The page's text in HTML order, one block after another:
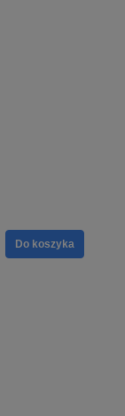
Do koszyka